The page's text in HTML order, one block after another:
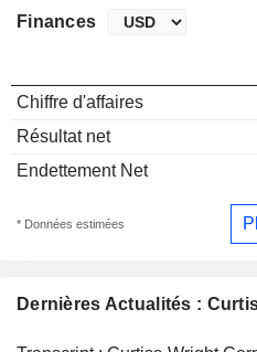
Dernières Actualités :
Finances
Chiffre d'affaires
Résultat net
Endettement Net
* Données estimées